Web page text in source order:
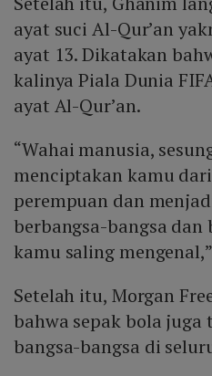
ayat suci Al-Qur’an
ayat 13. Dikatakan
kalinya Piala Dunia
ayat Al-Qur’an.
“Wahai manusia,
menciptakan kamu
perempuan dan
berbangsa-bangsa dan
kamu saling
Setelah itu, Morgan
bahwa sepak bola juga
bangsa-bangsa di